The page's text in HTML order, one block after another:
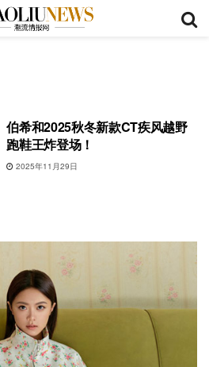
伯希和2025秋冬新款CT疾风越野
跑鞋王炸登场！
2025年11月29日